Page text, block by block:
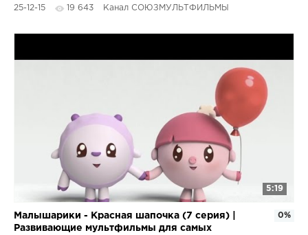
25-12-15 19 643 Канал СОЮЗМУЛЬТФИЛЬМЫ
5:19
Малышарики - Красная шапочка (7 серия) |
Развивающие мультфильмы для самых
0%